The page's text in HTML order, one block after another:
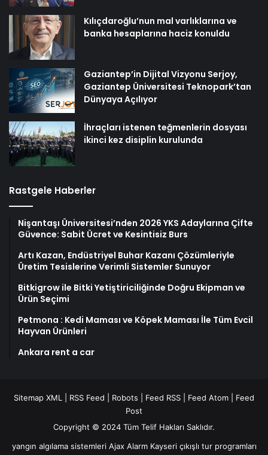
Kılıçdaroğlu’nun mal varlıklarına ve
banka hesaplarına haciz konuldu
Gaziantep’in Dijital Vizyonu Serjoy,
Gaziantep Üniversitesi Teknopark’tan
Dünyaya Açılıyor
İhraçları istenen teğmenlerin dosyası
ikinci kez disiplin kurulunda
Rastgele Haberler
Nişantaşı Üniversitesi’nden 2026 YKS Adaylarına Çifte
Güvence: Sabit Ücret ve Kesintisiz Burs
Artı Kazan, Endüstriyel Buhar Kazanı Çözümleriyle
Üretim Tesislerine Verimli Sistemler Sunuyor
Bitkigrow ile Bitki Yetiştiriciliğinde Doğru Ekipman ve
Ürün Seçimi
Petmona : Kedi Maması ve Köpek Maması İle Tüm Evcil
Hayvan Ürünleri
Ankara rent a car
Sitemap XML RSS Feed Robots Feed RSS Feed Atom
Feed
Post
Copyright © 2024 Tüm Telif Hakları Saklıdır.
yangın algılama sistemleri Ajax Alarm Kayseri çıkışlı tur programları